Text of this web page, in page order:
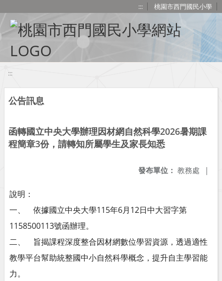
::: 桃園市西門國民小學
:::
公告訊息
函轉國立中央大學辦理因材網自然科學2026暑期課
程簡章3份，請轉知所屬學生及家長知悉
發布單位： 教務處 |
說明：
一、 依據國立中央大學115年6月12日中大習字第
1158500113號函辦理。
二、 旨揭課程深度整合因材網數位學習資源，透過適性
教學平台幫助統整國中小自然科學概念，提升自主學習能
力。